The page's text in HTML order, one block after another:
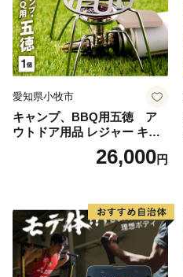
愛知県小牧市
キャンプ、BBQ用五徳 ア
ウトドア用品 レジャー キャ
ンプ バーベキュー BBQ 五徳
26,000円